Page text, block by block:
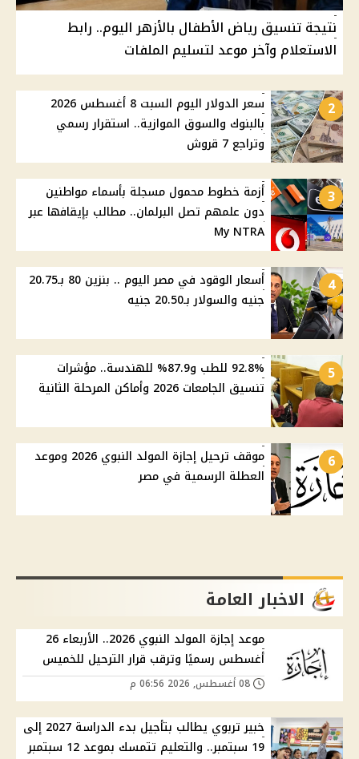
نتيجة تنسيق رياض الأطفال بالأزهر اليوم.. رابط
الاستعلام وآخر موعد لتسليم الملفات
2
سعر الدولار اليوم السبت 8 أغسطس 2026
بالبنوك والسوق الموازية.. استقرار رسمي
وتراجع 7 قروش
3
أزمة خطوط محمول مسجلة بأسماء مواطنين
دون علمهم تصل البرلمان.. مطالب بإيقافها عبر
My NTRA
4
أسعار الوقود في مصر اليوم .. بنزين 80 بـ20.75
جنيه والسولار بـ20.50 جنيه
5
92.8% للطب و87.9% للهندسة.. مؤشرات
تنسيق الجامعات 2026 وأماكن المرحلة الثانية
6
موقف ترحيل إجازة المولد النبوي 2026 وموعد
العطلة الرسمية في مصر
الاخبار العامة
موعد إجازة المولد النبوي 2026.. الأربعاء 26
أغسطس رسميًا وترقب قرار الترحيل للخميس
خبير تربوي يطالب بتأجيل بدء الدراسة 2027 إلى
19 سبتمبر.. والتعليم تتمسك بموعد 12 سبتمبر